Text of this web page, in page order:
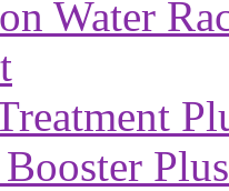
Water
Plus